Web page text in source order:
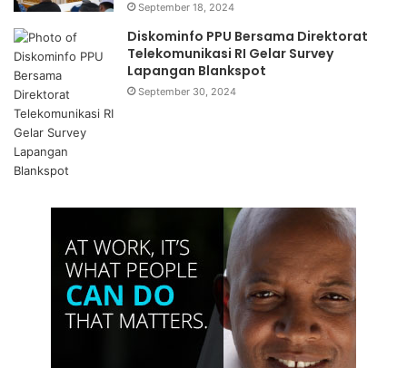
September 18, 2024
Diskominfo PPU Bersama Direktorat
Telekomunikasi RI Gelar Survey
Lapangan Blankspot
September 30, 2024